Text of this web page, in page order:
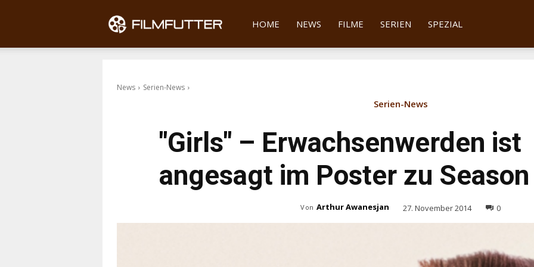
Filmfutter
HOME NEWS FILME SERIEN SPEZIAL
News Serien-News
Serien-News
"Girls" – Erwachsenwerden ist
angesagt im Poster zu
Von Arthur Awanesjan 27. November 2014 0